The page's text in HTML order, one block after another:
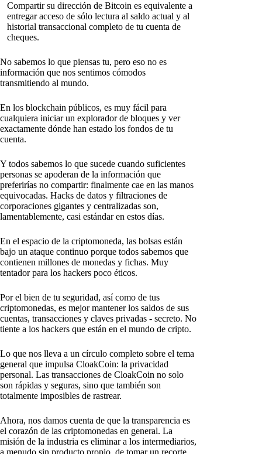
Compartir su dirección de Bitcoin es equivalente a
entregar acceso de sólo lectura al saldo actual y al
historial transaccional completo de tu cuenta de
cheques.
No sabemos lo que piensas tu, pero eso no es
información que nos sentimos cómodos
transmitiendo al mundo.
En los blockchain públicos, es muy fácil para
cualquiera iniciar un explorador de bloques y ver
exactamente dónde han estado los fondos de tu
cuenta.
Y todos sabemos lo que sucede cuando suficientes
personas se apoderan de la información que
preferirías no compartir: finalmente cae en las manos
equivocadas. Hacks de datos y filtraciones de
corporaciones gigantes y centralizadas son,
lamentablemente, casi estándar en estos días.
En el espacio de la criptomoneda, las bolsas están
bajo un ataque continuo porque todos sabemos que
contienen millones de monedas y fichas. Muy
tentador para los hackers poco éticos.
Por el bien de tu seguridad, así como de tus
criptomonedas, es mejor mantener los saldos de sus
cuentas, transacciones y claves privadas - secreto. No
tiente a los hackers que están en el mundo de cripto.
Lo que nos lleva a un círculo completo sobre el tema
general que impulsa CloakCoin: la privacidad
personal. Las transacciones de CloakCoin no solo
son rápidas y seguras, sino que también son
totalmente imposibles de rastrear.
Ahora, nos damos cuenta de que la transparencia es
el corazón de las criptomonedas en general. La
misión de la industria es eliminar a los intermediarios,
a menudo sin producto propio, de tomar un recorte